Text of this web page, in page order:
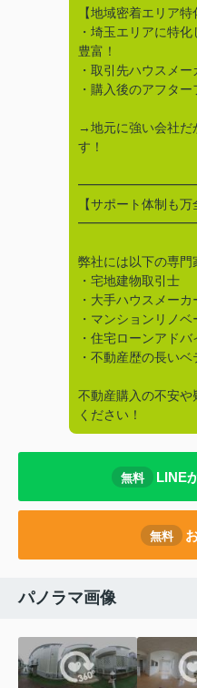
【地域密着エリア特
・埼玉エリアに特
豊富！
・取引先ハウスメ
・購入後のアフタ
→地元に強い会社だ
す！
【サポート体制も万
弊社には以下の専門
・宅地建物取引士
・大手ハウスメー
・マンションリノ
・住宅ローンアドバ
・不動産歴の長い
不動産購入の不安
ください！
無料 LINE
無料
パノラマ画像